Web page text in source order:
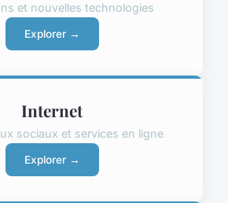
et nouvelles technologies
Explorer →
Internet
sociaux et services en ligne
Explorer →